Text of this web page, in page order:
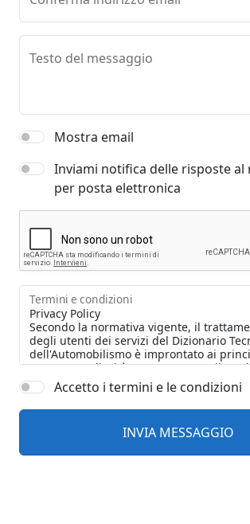
Testo del messaggio
Mostra email
Inviami notifica delle risposte al
per posta elettronica
Termini e condizioni
Accetto i termini e le condizioni